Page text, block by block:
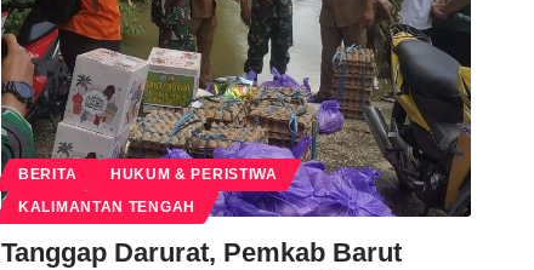
BERITA HUKUM & PERISTIWA
KALIMANTAN TENGAH
Tanggap Darurat, Pemkab Barut